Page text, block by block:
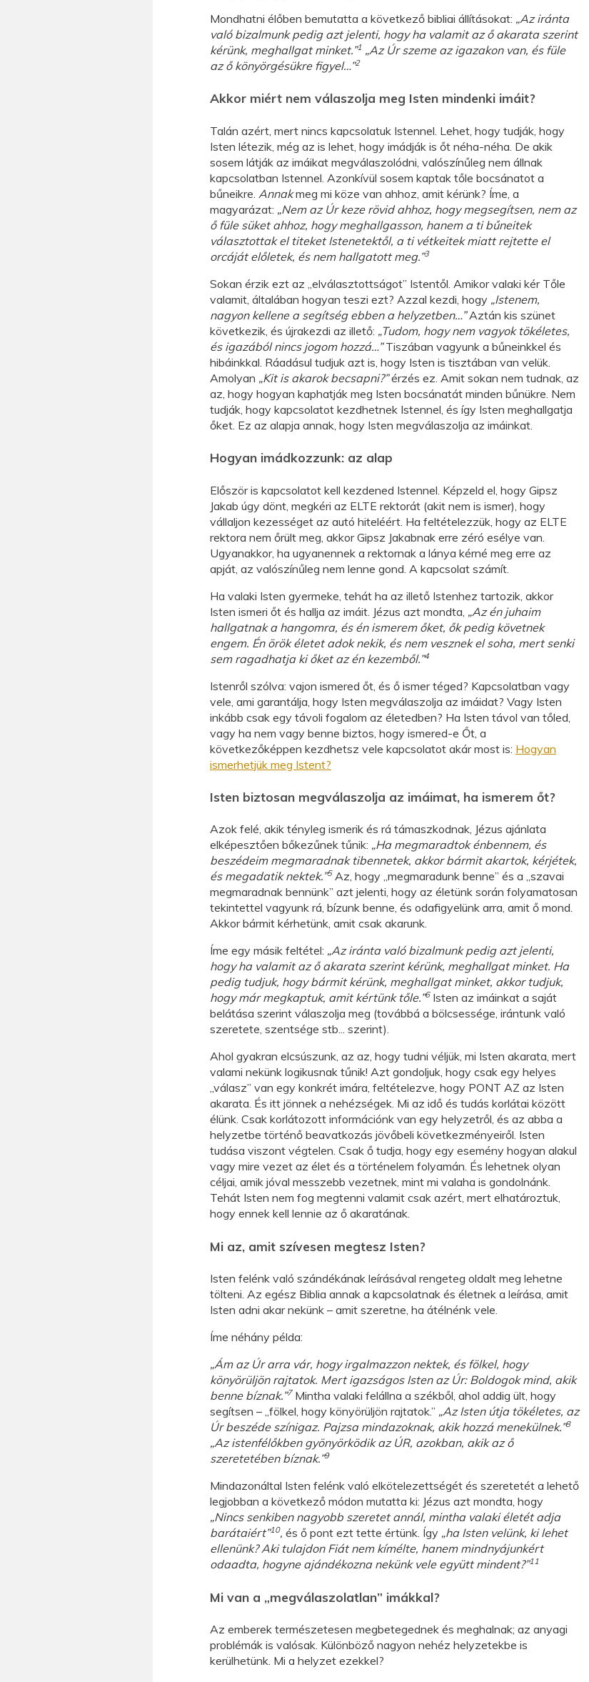
Mondhatni élőben bemutatta a következő bibliai állításokat: „Az iránta
való bizalmunk pedig azt jelenti, hogy ha valamit az ő akarata szerint
kérünk, meghallgat minket.”1 „Az Úr szeme az igazakon van, és füle
az ő könyörgésükre figyel…”2
Akkor miért nem válaszolja meg Isten mindenki imáit?
Talán azért, mert nincs kapcsolatuk Istennel. Lehet, hogy tudják, hogy
Isten létezik, még az is lehet, hogy imádják is őt néha-néha. De akik
sosem látják az imáikat megválaszolódni, valószínűleg nem állnak
kapcsolatban Istennel. Azonkívül sosem kaptak tőle bocsánatot a
bűneikre. Annakmeg mi köze van ahhoz, amit kérünk? Íme, a
magyarázat: „Nem az Úr keze rövid ahhoz, hogy megsegítsen, nem az
ő füle süket ahhoz, hogy meghallgasson, hanem a ti bűneitek
választottak el titeket Istenetektől, a ti vétkeitek miatt rejtette el
orcáját előletek, és nem hallgatott meg.”3
Sokan érzik ezt az „elválasztottságot” Istentől. Amikor valaki kér Tőle
valamit, általában hogyan teszi ezt? Azzal kezdi, hogy „Istenem,
nagyon kellene a segítség ebben a helyzetben…”Aztán kis szünet
következik, és újrakezdi az illető: „Tudom, hogy nem vagyok tökéletes,
és igazából nincs jogom hozzá…”Tiszában vagyunk a bűneinkkel és
hibáinkkal. Ráadásul tudjuk azt is, hogy Isten is tisztában van velük.
Amolyan „Kit is akarok becsapni?”érzés ez. Amit sokan nem tudnak, az
az, hogy hogyan kaphatják meg Isten bocsánatát minden bűnükre. Nem
tudják, hogy kapcsolatot kezdhetnek Istennel, és így Isten meghallgatja
őket. Ez az alapja annak, hogy Isten megválaszolja az imáinkat.
Hogyan imádkozzunk: az alap
Először is kapcsolatot kell kezdened Istennel. Képzeld el, hogy Gipsz
Jakab úgy dönt, megkéri az ELTE rektorát (akit nem is ismer), hogy
vállaljon kezességet az autó hiteléért. Ha feltételezzük, hogy az ELTE
rektora nem őrült meg, akkor Gipsz Jakabnak erre zéró esélye van.
Ugyanakkor, ha ugyanennek a rektornak a lánya kérné meg erre az
apját, az valószínűleg nem lenne gond. A kapcsolat számít.
Ha valaki Isten gyermeke, tehát ha az illető Istenhez tartozik, akkor
Isten ismeri őt és hallja az imáit. Jézus azt mondta, „Az én juhaim
hallgatnak a hangomra, és én ismerem őket, ők pedig követnek
engem. Én örök életet adok nekik, és nem vesznek el soha, mert senki
sem ragadhatja ki őket az én kezemből.”4
Istenről szólva: vajon ismered őt, és ő ismer téged? Kapcsolatban vagy
vele, ami garantálja, hogy Isten megválaszolja az imáidat? Vagy Isten
inkább csak egy távoli fogalom az életedben? Ha Isten távol van tőled,
vagy ha nem vagy benne biztos, hogy ismered-e Őt, a
következőképpen kezdhetsz vele kapcsolatot akár most is: Hogyan
ismerhetjük meg Istent?
Isten biztosan megválaszolja az imáimat, ha ismerem őt?
Azok felé, akik tényleg ismerik és rá támaszkodnak, Jézus ajánlata
elképesztően bőkezűnek tűnik: „Ha megmaradtok énbennem, és
beszédeim megmaradnak tibennetek, akkor bármit akartok, kérjétek,
és megadatik nektek.”5 Az, hogy „megmaradunk benne” és a „szavai
megmaradnak bennünk” azt jelenti, hogy az életünk során folyamatosan
tekintettel vagyunk rá, bízunk benne, és odafigyelünk arra, amit ő mond.
Akkor bármit kérhetünk, amit csak akarunk.
Íme egy másik feltétel: „Az iránta való bizalmunk pedig azt jelenti,
hogy ha valamit az ő akarata szerint kérünk, meghallgat minket. Ha
pedig tudjuk, hogy bármit kérünk, meghallgat minket, akkor tudjuk,
hogy már megkaptuk, amit kértünk tőle.”6Isten az imáinkat a saját
belátása szerint válaszolja meg (továbbá a bölcsessége, irántunk való
szeretete, szentsége stb... szerint).
Ahol gyakran elcsúszunk, az az, hogy tudni véljük, mi Isten akarata, mert
valami nekünk logikusnak tűnik! Azt gondoljuk, hogy csak egy helyes
„válasz” van egy konkrét imára, feltételezve, hogy PONT AZ az Isten
akarata. És itt jönnek a nehézségek. Mi az idő és tudás korlátai között
élünk. Csak korlátozott információnk van egy helyzetről, és az abba a
helyzetbe történő beavatkozás jövőbeli következményeiről. Isten
tudása viszont végtelen. Csak ő tudja, hogy egy esemény hogyan alakul
vagy mire vezet az élet és a történelem folyamán. És lehetnek olyan
céljai, amik jóval messzebb vezetnek, mint mi valaha is gondolnánk.
Tehát Isten nem fog megtenni valamit csak azért, mert elhatároztuk,
hogy ennek kell lennie az ő akaratának.
Mi az, amit szívesen megtesz Isten?
Isten felénk való szándékának leírásával rengeteg oldalt meg lehetne
tölteni. Az egész Biblia annak a kapcsolatnak és életnek a leírása, amit
Isten adni akar nekünk – amit szeretne, ha átélnénk vele.
Íme néhány példa:
„Ám az Úr arra vár, hogy irgalmazzon nektek, és fölkel, hogy
könyörüljön rajtatok. Mert igazságos Isten az Úr: Boldogok mind, akik
benne bíznak.”7Mintha valaki felállna a székből, ahol addig ült, hogy
segítsen – „fölkel, hogy könyörüljön rajtatok.” „Az Isten útja tökéletes, az
Úr beszéde színigaz. Pajzsa mindazoknak, akik hozzá menekülnek.”8
„Az istenfélőkben gyönyörködik az ÚR, azokban, akik az ő
szeretetében bíznak.”9
Mindazonáltal Isten felénk való elkötelezettségét és szeretetét a lehető
legjobban a következő módon mutatta ki: Jézus azt mondta, hogy
„Nincs senkiben nagyobb szeretet annál, mintha valaki életét adja
barátaiért”10, és ő pont ezt tette értünk. Így „ha Isten velünk, ki lehet
ellenünk? Aki tulajdon Fiát nem kímélte, hanem mindnyájunkért
odaadta, hogyne ajándékozna nekünk vele együtt mindent?”11
Mi van a „megválaszolatlan” imákkal?
Az emberek természetesen megbetegednek és meghalnak; az anyagi
problémák is valósak. Különböző nagyon nehéz helyzetekbe is
kerülhetünk. Mi a helyzet ezekkel?